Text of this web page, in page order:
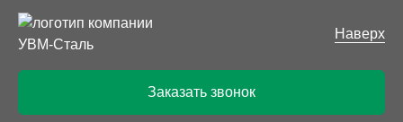
Наверх
Заказать звонок